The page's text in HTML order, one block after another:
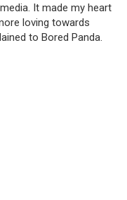
It made my heart
loving towards
to Bored Panda.